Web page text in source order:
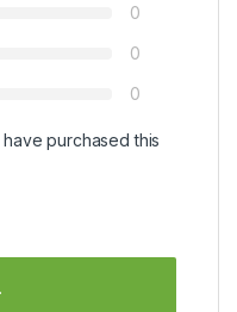
0
0
0
purchased this